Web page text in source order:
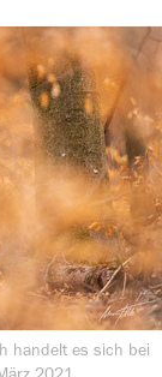
handelt es sich bei